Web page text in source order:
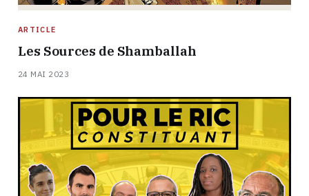
ARTICLE
Les Sources de Shamballah
24 MAI 2023